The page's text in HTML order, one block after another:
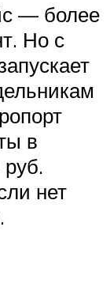
— более
Но с
в
нет